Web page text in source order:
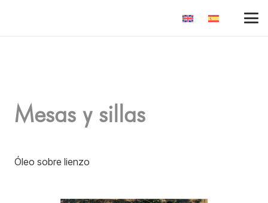
Mesas y sillas
Óleo sobre lienzo